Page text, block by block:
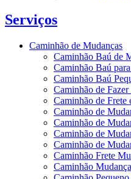
Serviços
Caminhão de Mudanças
Caminhão Baú de
Caminhão Baú
Caminhão Baú
Caminhão de
Caminhão de Frete
Caminhão de
Caminhão de
Caminhão de
Caminhão de
Caminhão Frete
Caminhão Mudança